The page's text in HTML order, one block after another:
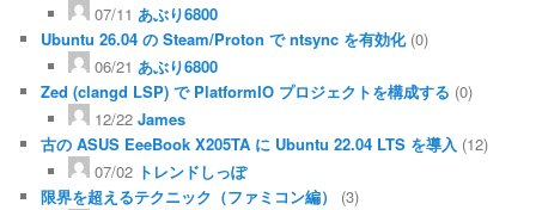
07/11 あぶり6800
Ubuntu 26.04 の Steam/Proton で ntsync を有効化(0)
06/21 あぶり6800
Zed (clangd LSP) で PlatformIO プロジェクトを構成する (0)
12/22 James
古の ASUS EeeBook X205TA に Ubuntu 22.04 LTS を導入 (12)
07/02 トレンドしっぽ
限界を超えるテクニック（ファミコン編）
(3)